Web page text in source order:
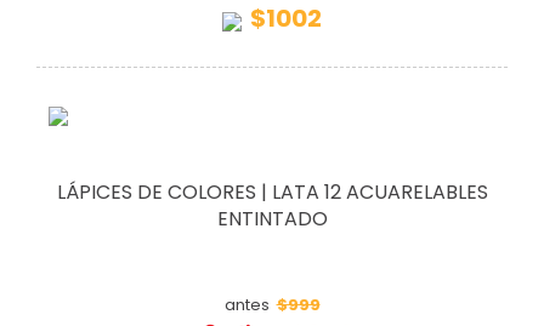
$1002
LÁPICES DE COLORES | LATA 12 ACUARELABLES
ENTINTADO
antes $999